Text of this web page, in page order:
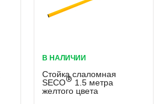
В НАЛИЧИИ
Стойка слаломная
SECO® 1.5 метра
желтого цвета